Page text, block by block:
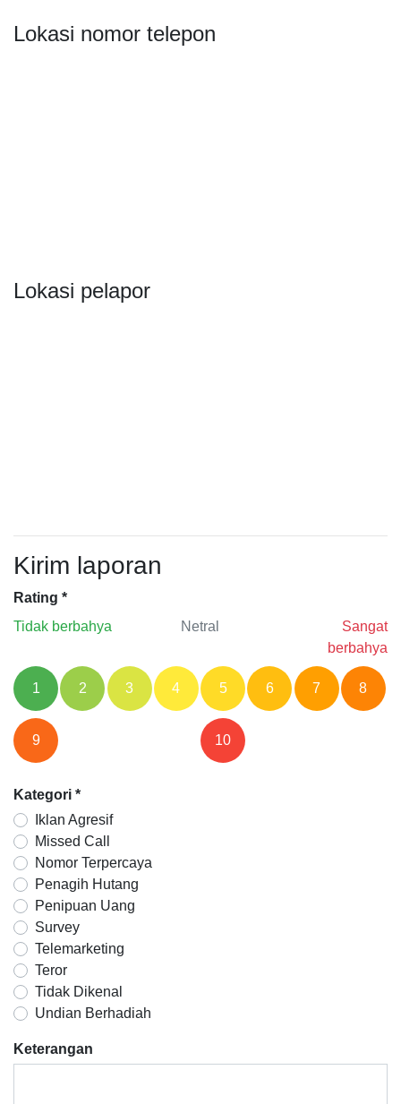
Lokasi nomor telepon
Lokasi pelapor
Kirim laporan
Rating *
Tidak berbahya
Netral
Sangat
berbahya
1 2 3 4 5 6 7 8
9 10
Kategori *
Iklan Agresif
Missed Call
Nomor Terpercaya
Penagih Hutang
Penipuan Uang
Survey
Telemarketing
Teror
Tidak Dikenal
Undian Berhadiah
Keterangan